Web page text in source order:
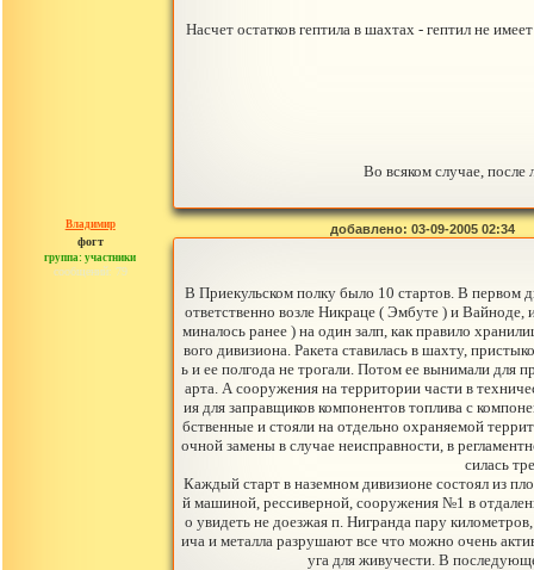
Насчет остатков гептила в шахтах - гептил не
Во всяком случае,
Владимир
фогт
группа: участники
сообщений: 79
добавлено: 03-09-2005 02:34
В Приекульском полку было 10 стартов. В первом
ответственно возле Никраце ( Эмбуте ) и
миналось ранее ) на один залп, как правило
вого дивизиона. Ракета ставилась в шахту,
ь и ее полгода не трогали. Потом ее вынимали для
арта. А сооружения на территории части в
ия для заправщиков компонентов топлива с
бственные и стояли на отдельно охраняемой
очной замены в случае неисправности, в
силась
Каждый старт в наземном дивизионе состоял из
й машиной, рессиверной, сооружения №1 в
о увидеть не доезжая п. Нигранда пару
ича и металла разрушают все что можно очень
уга для живучести. В